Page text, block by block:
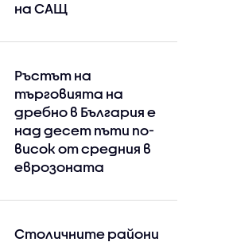
на САЩ
Ръстът на
търговията на
дребно в България е
над десет пъти по-
висок от средния в
еврозоната
Столичните райони